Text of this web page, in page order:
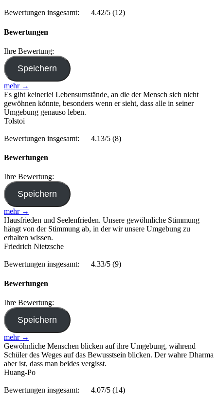
Bewertungen insgesamt: 4.42/5 (12)
Bewertungen
Ihre Bewertung:
mehr →
Es gibt keinerlei Lebensumstände, an die der Mensch sich nicht
gewöhnen könnte, besonders wenn er sieht, dass alle in seiner
Umgebung genauso leben.
Tolstoi
Bewertungen insgesamt: 4.13/5 (8)
Bewertungen
Ihre Bewertung:
mehr →
Hausfrieden und Seelenfrieden. Unsere gewöhnliche Stimmung
hängt von der Stimmung ab, in der wir unsere Umgebung zu
erhalten wissen.
Friedrich Nietzsche
Bewertungen insgesamt: 4.33/5 (9)
Bewertungen
Ihre Bewertung:
mehr →
Gewöhnliche Menschen blicken auf ihre Umgebung, während
Schüler des Weges auf das Bewusstsein blicken. Der wahre Dharma
aber ist, dass man beides vergisst.
Huang-Po
Bewertungen insgesamt: 4.07/5 (14)